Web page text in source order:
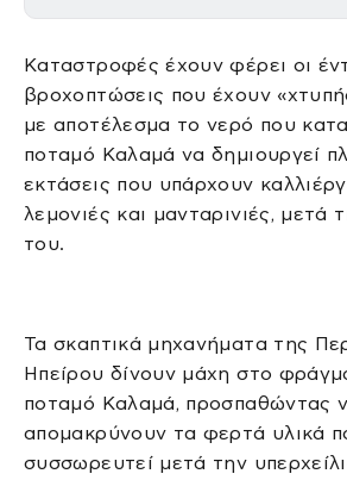
Καταστροφές έχουν φέρει οι
βροχοπτώσεις που έχουν
με αποτέλεσμα το νερό που
ποταμό Καλαμά να δημιουργεί
εκτάσεις που υπάρχουν
λεμονιές και μανταρινιές, μετά
του.
Τα σκαπτικά μηχανήματα της
Ηπείρου δίνουν μάχη στο
ποταμό Καλαμά, προσπαθώντας
απομακρύνουν τα φερτά υλικά
συσσωρευτεί μετά την